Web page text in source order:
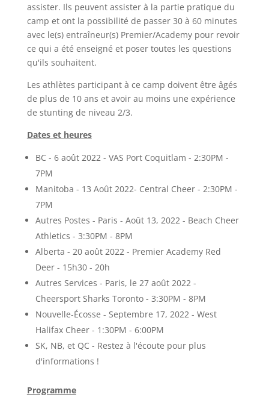
assister. Ils peuvent assister à la partie pratique du
camp et ont la possibilité de passer 30 à 60 minutes
avec le(s) entraîneur(s) Premier/Academy pour revoir
ce qui a été enseigné et poser toutes les questions
qu'ils souhaitent.
Les athlètes participant à ce camp doivent être âgés
de plus de 10 ans et avoir au moins une expérience
de stunting de niveau 2/3.
Dates et heures
BC - 6 août 2022 - VAS Port Coquitlam - 2:30PM -
7PM
Manitoba - 13 Août 2022- Central Cheer - 2:30PM -
7PM
Autres Postes - Paris - Août 13, 2022 - Beach Cheer
Athletics - 3:30PM - 8PM
Alberta - 20 août 2022 - Premier Academy Red
Deer - 15h30 - 20h
Autres Services - Paris, le 27 août 2022 -
Cheersport Sharks Toronto - 3:30PM - 8PM
Nouvelle-Écosse - Septembre 17, 2022 - West
Halifax Cheer - 1:30PM - 6:00PM
SK, NB, et QC - Restez à l'écoute pour plus
d'informations !
Programme